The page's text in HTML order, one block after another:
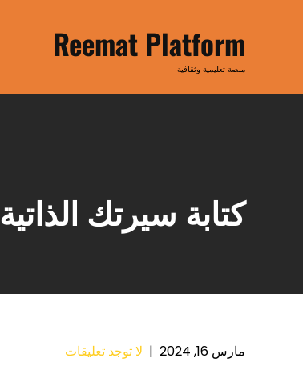
Reemat Platform
منصة تعليمية وثقافية
كتابة سيرتك الذاتية
مارس 16, 2024 | لا توجد تعليقات